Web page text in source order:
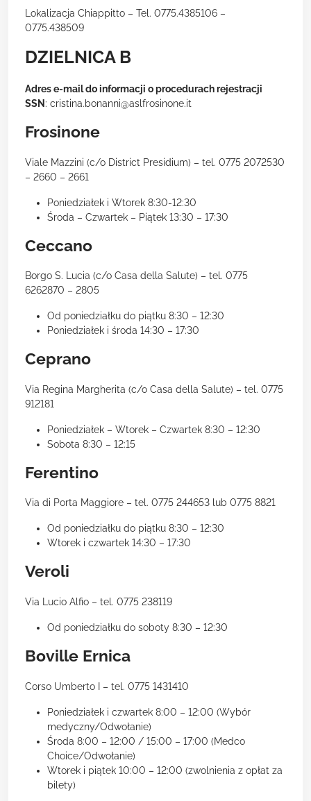
Lokalizacja Chiappitto – Tel. 0775.4385106 –
0775.438509
DZIELNICA B
Adres e-mail do informacji o procedurach rejestracji
SSN : cristina.bonanni@aslfrosinone.it
Frosinone
Viale Mazzini (c/o District Presidium) – tel. 0775 2072530
– 2660 – 2661
Poniedziałek i Wtorek 8:30-12:30
Środa – Czwartek – Piątek 13:30 – 17:30
Ceccano
Borgo S. Lucia (c/o Casa della Salute) – tel. 0775
6262870 – 2805
Od poniedziałku do piątku 8:30 – 12:30
Poniedziałek i środa 14:30 – 17:30
Ceprano
Via Regina Margherita (c/o Casa della Salute) – tel. 0775
912181
Poniedziałek – Wtorek – Czwartek 8:30 – 12:30
Sobota 8:30 – 12:15
Ferentino
Via di Porta Maggiore – tel. 0775 244653 lub 0775 8821
Od poniedziałku do piątku 8:30 – 12:30
Wtorek i czwartek 14:30 – 17:30
Veroli
Via Lucio Alfio – tel. 0775 238119
Od poniedziałku do soboty 8:30 – 12:30
Boville Ernica
Corso Umberto I – tel. 0775 1431410
Poniedziałek i czwartek 8:00 – 12:00 (Wybór
medyczny/Odwołanie)
Środa 8:00 – 12:00 / 15:00 – 17:00 (Medco
Choice/Odwołanie)
Wtorek i piątek 10:00 – 12:00 (zwolnienia z opłat za
bilety)